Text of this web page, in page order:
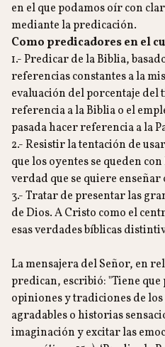
en el que podamos oír con
mediante la predicación.
Como predicadores en el
1.- Predicar de la Biblia,
referencias constantes a la
evaluación del porcentaje del
referencia a la Biblia o el
pasada hacer referencia a la
2.- Resistir la tentación de
que los oyentes se queden
verdad que se quiere enseñar
3.- Tratar de presentar las
de Dios. A Cristo como el
esas verdades bíblicas
La mensajera del Señor, en
predican, escribió: "Tiene
opiniones y tradiciones de
agradables o historias
imaginación y excitar las